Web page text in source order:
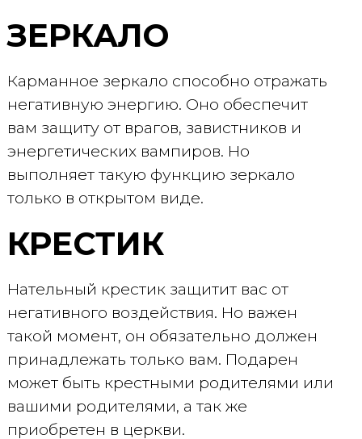
ЗЕРКАЛО
Карманное зеркало способно отражать
негативную энергию. Оно обеспечит
вам защиту от врагов, завистников и
энергетических вампиров. Но
выполняет такую функцию зеркало
только в открытом виде.
КРЕСТИК
Нательный крестик защитит вас от
негативного воздействия. Но важен
такой момент, он обязательно должен
принадлежать только вам. Подарен
может быть крестными родителями или
вашими родителями, а так же
приобретен в церкви.